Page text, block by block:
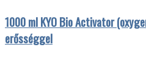
1000 ml KYO Bio Activator
erősséggel